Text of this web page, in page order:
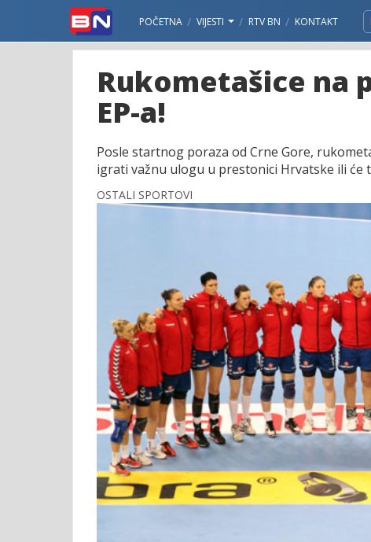
POČETNA VIJESTI RTV BN KONTAKT
Rukometašice na
EP-a!
Posle startnog poraza od Crne Gore,
igrati važnu ulogu u prestonici Hrvatske ili će
OSTALI SPORTOVI